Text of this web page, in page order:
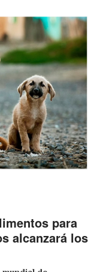
para
alcanzará los